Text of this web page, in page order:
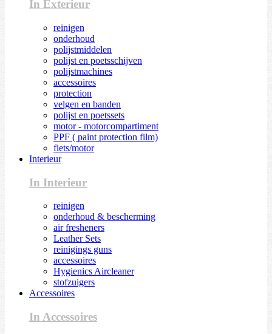
In Exterieur
reinigen
onderhoud
polijstmiddelen
polijst en poetsschijven
polijstmachines
accessoires
protection
velgen en banden
polijst en poetssets
motor - motorcompartiment
PPF ( paint protection film)
fiets/motor
Interieur
In Interieur
reinigen
onderhoud & bescherming
air fresheners
Leather Sets
reinigings guns
accessoires
Hygienics Aircleaner
stofzuigers
Accessoires
In Accessoires